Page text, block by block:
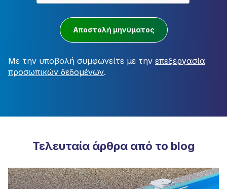
Αποστολή μηνύματος
Με την υποβολή συμφωνείτε με την επεξεργασία
προσωπικών δεδομένων.
Τελευταία άρθρα από το blog